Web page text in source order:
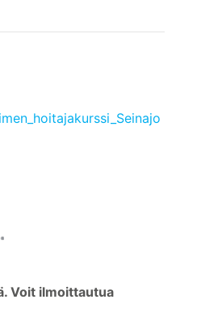
Voit ilmoittautua